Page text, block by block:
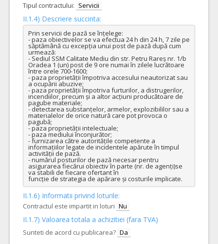
Tipul contractului: Servicii
II.1.4) Descriere succinta:
Prin servicii de pază se înțelege:
- paza obiectivelor se va efectua 24 h din 24 h, 7 zile pe
săptămână cu excepția unui post de pază după cum
urmează:
- Sediul SSM Calitate Mediu din str. Petru Rareș nr. 1/b
Oradea 1 (un) post de 9 ore numai în zilele lucrătoare
între orele 700-1600;
- paza proprietății împotriva accesului neautorizat sau
a ocupării abuzive;
- paza proprietății împotriva furturilor, a distrugerilor,
incendiilor, precum și a altor acțiuni producătoare de
pagube materiale;
- detectarea substanțelor, armelor, explozibililor sau a
materialelor de orice natură care pot provoca o
pagubă;
- paza proprietății intelectuale;
- paza mediului înconjurător;
- furnizarea către autoritățile competente a
informațiilor legate de incidentele apărute în timpul
activității de pază.
- numărul posturilor de pază necesar pentru
asigurarea fiecărui obiectiv în parte (nr. de agenți)se
va stabili de fiecare ofertant în
funcție de strategia de apărare și costurile implicate.
II.1.6) Informatii privind loturile:
Contractul este impartit in loturi Nu
II.1.7) Valoarea totala a achizitiei (fara TVA)
Sunteti de acord cu publicarea? Da